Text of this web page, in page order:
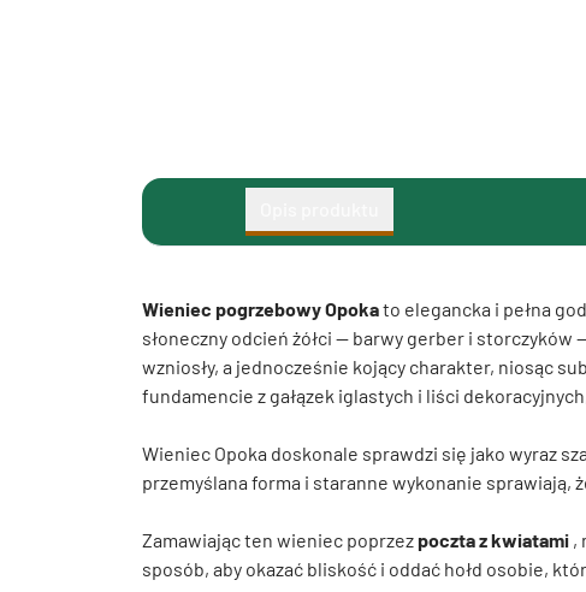
Wieniec pogrzebowy Opokato elegancka i pełna
słoneczny odcień żółci — barwy gerber i
wzniosły, a jednocześnie kojący charakter, niosąc
fundamencie z gałązek iglastych i liści
Wieniec Opoka doskonale sprawdzi się jako wyraz
przemyślana forma i staranne wykonanie sprawiają,
Zamawiając ten wieniec poprzezpoczta z kwiatami ,
sposób, aby okazać bliskość i oddać hołd osobie,